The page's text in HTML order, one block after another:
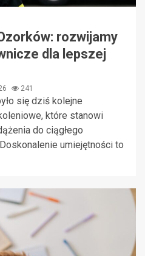
rozwijamy
dla lepszej
241
się dziś kolejne
które stanowi
do ciągłego
umiejętności to